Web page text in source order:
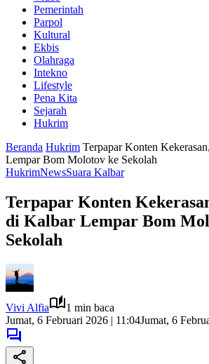
Pemerintah
Parpol
Kultural
Ekbis
Olahraga
Intekno
Lifestyle
Pena Kita
Sejarah
Hukrim
Beranda Hukrim Terpapar Konten
Lempar Bom Molotov ke Sekolah
HukrimNewsSuara Kalbar
Terpapar Konten
di Kalbar Lempar Bom
Sekolah
Vivi Alfia
1 min baca
Jumat, 6 Februari 2026 | 11:04Jumat, 6